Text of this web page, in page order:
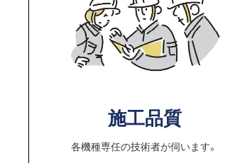
施工品質
各機種専任の技術者が伺います。